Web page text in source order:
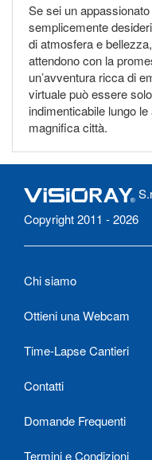
Se sei un
semplicemente
di atmosfera e
attendono con la
un’avventura ricca di
virtuale può essere
indimenticabile lungo
magnifica città.
Copyright 2011 - 2026
Chi siamo
Ottieni una Webcam
Time-Lapse Cantieri
Contatti
Domande Frequenti
Termini e Condizioni